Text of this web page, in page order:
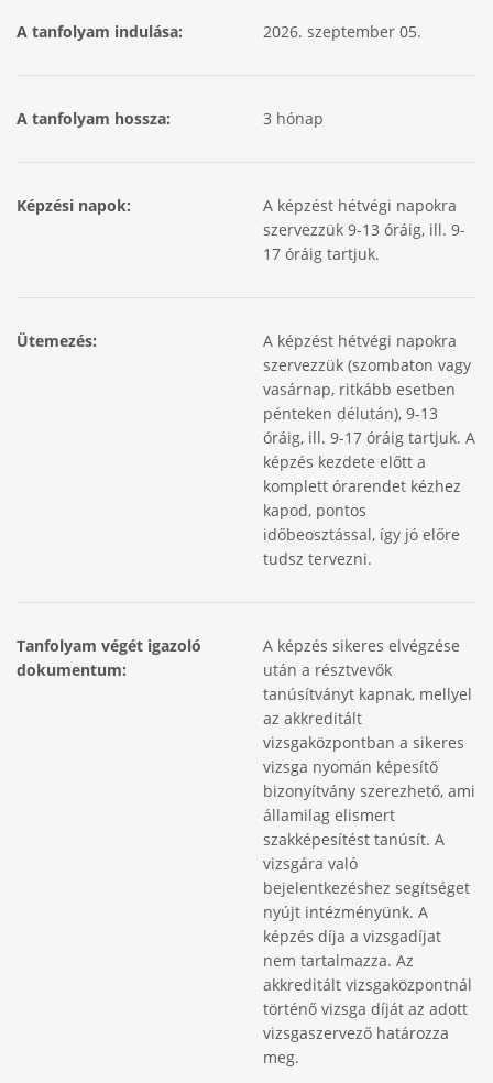
A tanfolyam indulása: 2026. szeptember 05.
A tanfolyam hossza: 3 hónap
Képzési napok:
A képzést hétvégi napokra
szervezzük 9-13 óráig, ill. 9-
17 óráig tartjuk.
Ütemezés:
A képzést hétvégi napokra
szervezzük (szombaton vagy
vasárnap, ritkább esetben
pénteken délután), 9-13
óráig, ill. 9-17 óráig tartjuk. A
képzés kezdete előtt a
komplett órarendet kézhez
kapod, pontos
időbeosztással, így jó előre
tudsz tervezni.
Tanfolyam végét igazoló
dokumentum:
A képzés sikeres elvégzése
után a résztvevők
tanúsítványt kapnak, mellyel
az akkreditált
vizsgaközpontban a sikeres
vizsga nyomán képesítő
bizonyítvány szerezhető, ami
államilag elismert
szakképesítést tanúsít. A
vizsgára való
bejelentkezéshez segítséget
nyújt intézményünk. A
képzés díja a vizsgadíjat
nem tartalmazza. Az
akkreditált vizsgaközpontnál
történő vizsga díját az adott
vizsgaszervező határozza
meg.